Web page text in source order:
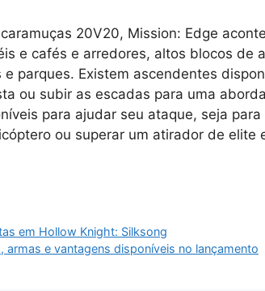
20V20, Mission: Edge
e cafés e arredores, altos blocos de
parques. Existem ascendentes
ou subir as escadas para uma
para ajudar seu ataque, seja
ou superar um atirador de elite
em Hollow Knight: Silksong
armas e vantagens disponíveis no lançamento